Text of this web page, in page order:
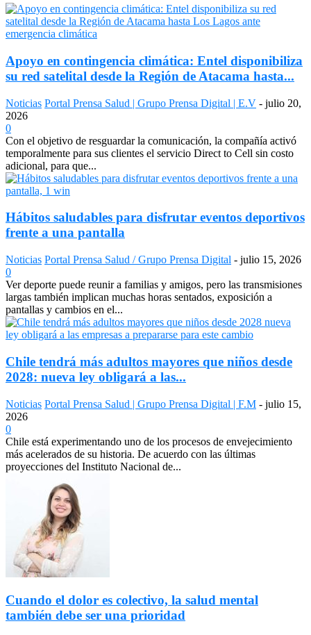
Apoyo en contingencia climática: Entel disponibiliza
su red satelital desde la Región de Atacama hasta...
Noticias Portal Prensa Salud | Grupo Prensa Digital | E.V - julio 20,
2026
0
Con el objetivo de resguardar la comunicación, la compañía activó
temporalmente para sus clientes el servicio Direct to Cell sin costo
adicional, para que...
Hábitos saludables para disfrutar eventos deportivos
frente a una pantalla
Noticias Portal Prensa Salud / Grupo Prensa Digital - julio 15, 2026
0
Ver deporte puede reunir a familias y amigos, pero las transmisiones
largas también implican muchas horas sentados, exposición a
pantallas y cambios en el...
Chile tendrá más adultos mayores que niños desde
2028: nueva ley obligará a las...
Noticias Portal Prensa Salud | Grupo Prensa Digital | F.M - julio 15,
2026
0
Chile está experimentando uno de los procesos de envejecimiento
más acelerados de su historia. De acuerdo con las últimas
proyecciones del Instituto Nacional de...
Cuando el dolor es colectivo, la salud mental
también debe ser una prioridad